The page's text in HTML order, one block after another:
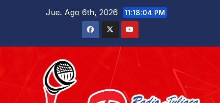
Jue. Ago 6th, 2026 11:18:05 PM